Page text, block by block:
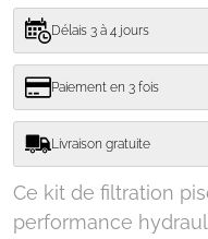
Délais 3 à 4 jours
Paiement en 3 fois
Livraison gratuite
Ce kit de filtration
performance